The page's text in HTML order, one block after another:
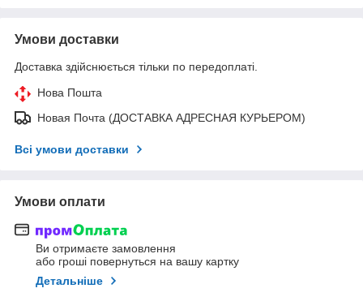
Умови доставки
Доставка здійснюється тільки по передоплаті.
Нова Пошта
Новая Почта (ДОСТАВКА АДРЕСНАЯ КУРЬЕРОМ)
Всі умови доставки
Умови оплати
Ви отримаєте замовлення
або гроші повернуться на вашу картку
Детальніше